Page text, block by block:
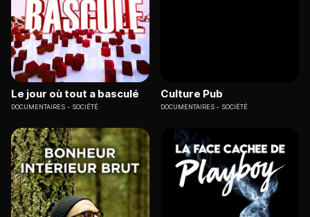
Le jour où tout a basculé
DOCUMENTAIRES SOCIÉTÉ
Culture Pub
DOCUMENTAIRES SOCIÉTÉ